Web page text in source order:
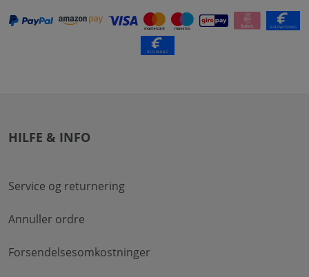
HILFE & INFO
Service og returnering
Annuller ordre
Forsendelsesomkostninger